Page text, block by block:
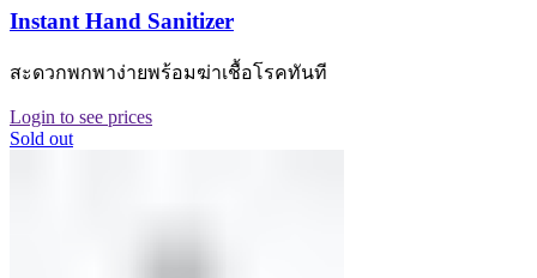
Instant Hand Sanitizer
สะดวกพกพาง่ายพร้อมฆ่าเชื้อโรคทันที
Login to see prices
Sold out